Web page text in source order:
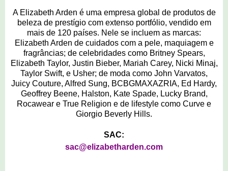
A Elizabeth Arden é uma empresa global de produtos de
beleza de prestígio com extenso portfólio, vendido em
mais de 120 países. Nele se incluem as marcas:
Elizabeth Arden de cuidados com a pele, maquiagem e
fragrâncias; de celebridades como Britney Spears,
Elizabeth Taylor, Justin Bieber, Mariah Carey, Nicki Minaj,
Taylor Swift, e Usher; de moda como John Varvatos,
Juicy Couture, Alfred Sung, BCBGMAXAZRIA, Ed Hardy,
Geoffrey Beene, Halston, Kate Spade, Lucky Brand,
Rocawear e True Religion e de lifestyle como Curve e
Giorgio Beverly Hills.
SAC:
sac@elizabetharden.com